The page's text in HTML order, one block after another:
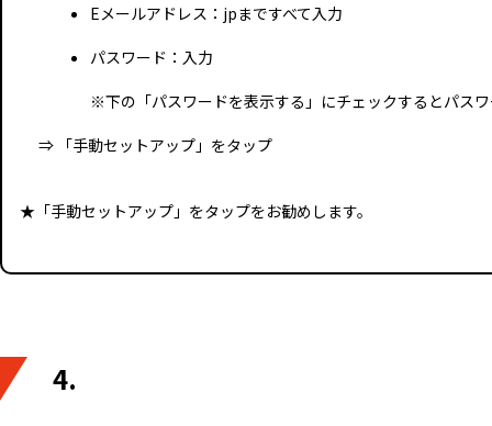
Eメールアドレス：jpまですべて入力
パスワード：入力
※下の「パスワードを表示する」にチェックするとパス
⇒ 「手動セットアップ」をタップ
★「手動セットアップ」をタップをお勧めします。
4.